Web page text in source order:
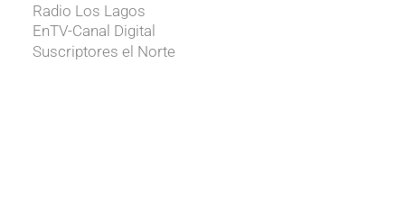
Radio Los Lagos
EnTV-Canal Digital
Suscriptores el Norte